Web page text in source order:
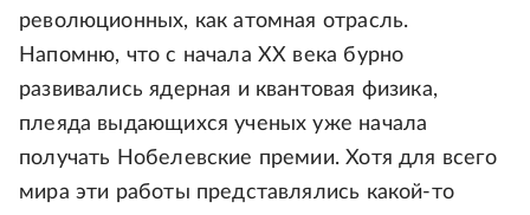
революционных, как атомная отрасль.
Напомню, что с начала XX века бурно
развивались ядерная и квантовая физика,
плеяда выдающихся ученых уже начала
получать Нобелевские премии. Хотя для всего
мира эти работы представлялись какой-то